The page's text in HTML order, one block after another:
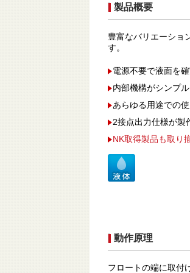
製品概要
豊富なバリエーショ
す。
電源不要で液面を
内部機構がシンプ
あらゆる用途での使
2接点出力仕様が製
NK取得製品も取り
動作原理
フロートの端に取付